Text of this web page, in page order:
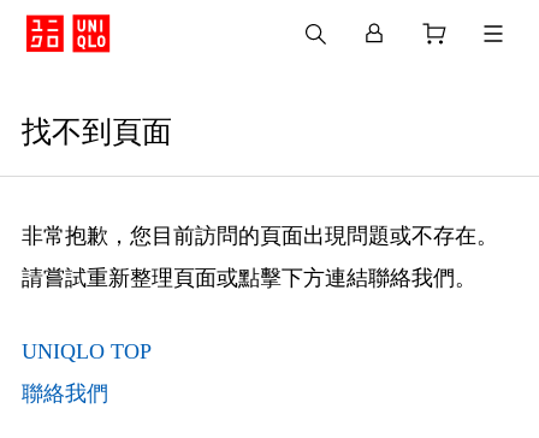
找不到頁面
非常抱歉，您目前訪問的頁面出現問題或不存在。
請嘗試重新整理頁面或點擊下方連結聯絡我們。
UNIQLO TOP
聯絡我們